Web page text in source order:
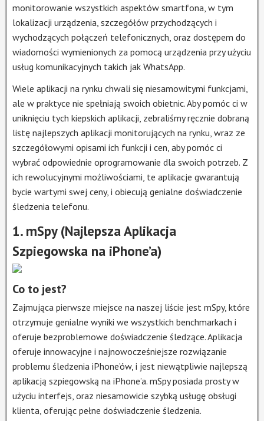
monitorowanie wszystkich aspektów smartfona, w tym
lokalizacji urządzenia, szczegółów przychodzących i
wychodzących połączeń telefonicznych, oraz dostępem do
wiadomości wymienionych za pomocą urządzenia przy użyciu
usług komunikacyjnych takich jak WhatsApp.
Wiele aplikacji na rynku chwali się niesamowitymi funkcjami,
ale w praktyce nie spełniają swoich obietnic. Aby pomóc ci w
uniknięciu tych kiepskich aplikacji, zebraliśmy ręcznie dobraną
listę najlepszych aplikacji monitorujących na rynku, wraz ze
szczegółowymi opisami ich funkcji i cen, aby pomóc ci
wybrać odpowiednie oprogramowanie dla swoich potrzeb. Z
ich rewolucyjnymi możliwościami, te aplikacje gwarantują
bycie wartymi swej ceny, i obiecują genialne doświadczenie
śledzenia telefonu.
1. mSpy (Najlepsza Aplikacja
Szpiegowska na iPhone’a)
Co to jest?
Zajmująca pierwsze miejsce na naszej liście jest mSpy, które
otrzymuje genialne wyniki we wszystkich benchmarkach i
oferuje bezproblemowe doświadczenie śledzące. Aplikacja
oferuje innowacyjne i najnowocześniejsze rozwiązanie
problemu śledzenia iPhone’ów, i jest niewątpliwie najlepszą
aplikacją szpiegowską na iPhone’a. mSpy posiada prosty w
użyciu interfejs, oraz niesamowicie szybką usługę obsługi
klienta, oferując pełne doświadczenie śledzenia.